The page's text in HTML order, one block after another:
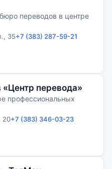
переводов в центре
35+7 (383) 287-59-21
перевода»
профессиональных
20+7 (383) 346-03-23